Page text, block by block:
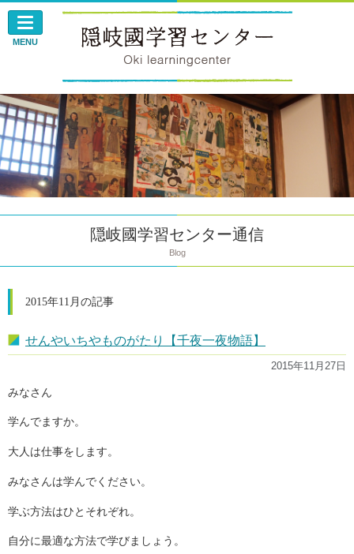
このページの本文へ
MENU
隠岐國学習センター通信
Blog
2015年11月の記事
せんやいちやものがたり【千夜一夜物語】
2015年11月27日
みなさん
学んでますか。
大人は仕事をします。
みなさんは学んでください。
学ぶ方法はひとそれぞれ。
自分に最適な方法で学びましょう。